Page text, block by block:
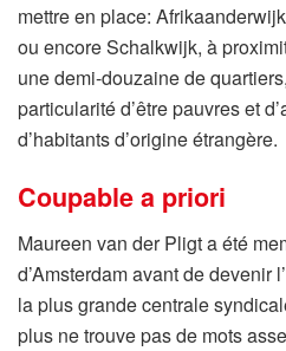
mettre en place:
ou encore Schalkwijk, à
une demi-douzaine de
particularité d’être pauvres et
d’habitants d’origine étrangère.
Coupable a priori
Maureen van der Pligt a été
d’Amsterdam avant de devenir
la plus grande centrale
plus ne trouve pas de mots